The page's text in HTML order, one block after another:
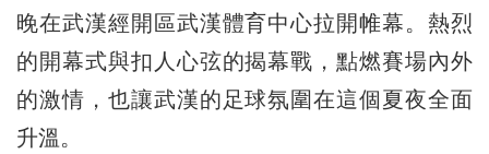
晚在武漢經開區武漢體育中心拉開帷幕。熱烈
的開幕式與扣人心弦的揭幕戰，點燃賽場內外
的激情，也讓武漢的足球氛圍在這個夏夜全面
升溫。